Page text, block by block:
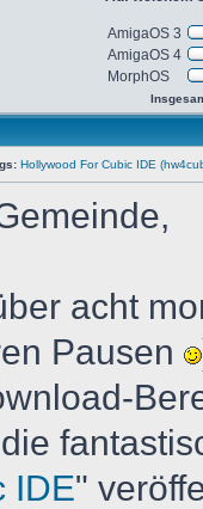
AmigaOS 3
AmigaOS 4
MorphOS
Hollywood For Cubic IDE
acht
Pausen
IDE"